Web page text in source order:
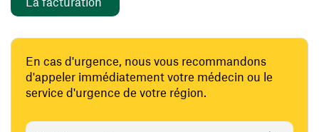
En cas d'urgence, nous vous recommandons
d'appeler immédiatement votre médecin ou le
service d'urgence de votre région.